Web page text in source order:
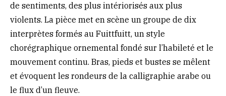
de sentiments, des plus intériorisés aux plus
violents. La pièce met en scène un groupe de dix
interprètes formés au Fuittfuitt, un style
chorégraphique ornemental fondé sur l’habileté et le
mouvement continu. Bras, pieds et bustes se mêlent
et évoquent les rondeurs de la calligraphie arabe ou
le flux d’un fleuve.